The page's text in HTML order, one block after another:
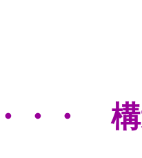
・・・